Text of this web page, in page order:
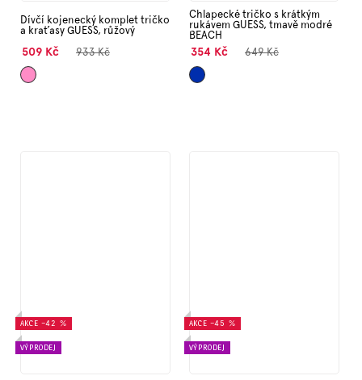
Dívčí kojenecký komplet tričko
a kraťasy GUESS, růžový
509 Kč 933 Kč
Růžová
Chlapecké tričko s krátkým
rukávem GUESS, tmavě modré
BEACH
354 Kč 649 Kč
Tmavě
AKCE –42 %
VÝPRODEJ
AKCE –45 %
VÝPRODEJ